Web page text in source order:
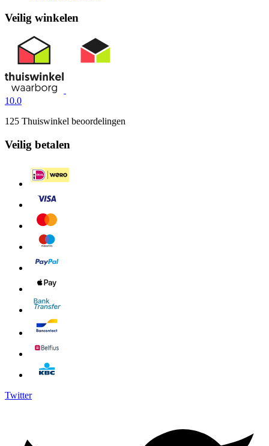
Veilig winkelen
10.0
125 Thuiswinkel beoordelingen
Veilig betalen
Twitter